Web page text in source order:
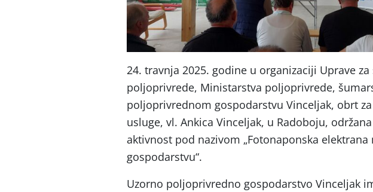
24. travnja 2025. godine u organizaciji Uprave
poljoprivrede, Ministarstva poljoprivrede,
poljoprivrednom gospodarstvu Vinceljak, obrt
usluge, vl. Ankica Vinceljak, u Radoboju,
aktivnost pod nazivom „Fotonaponska
gospodarstvu“.
Uzorno poljoprivredno gospodarstvo Vinceljak